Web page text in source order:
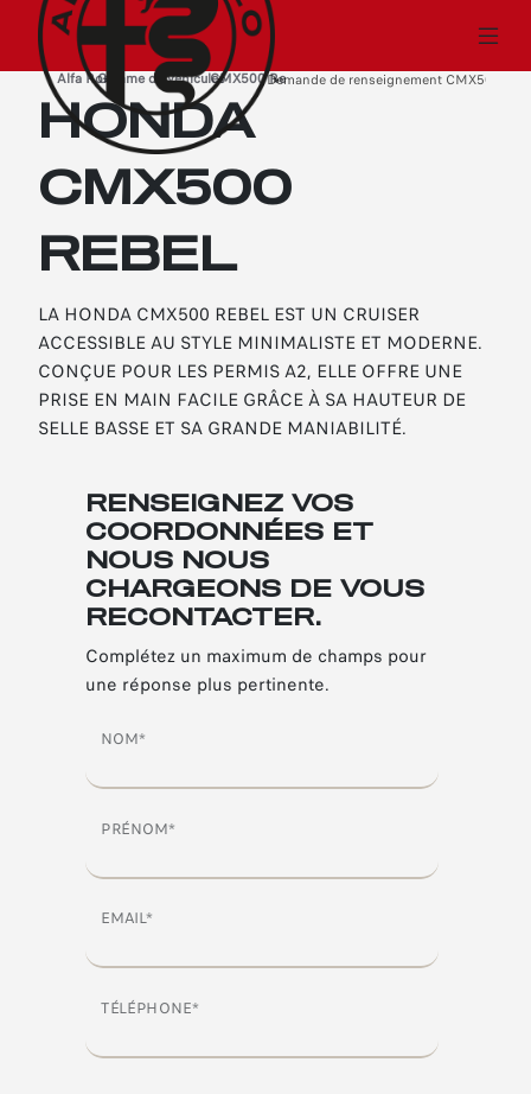
Alfa Romeo
›
Gamme de véhicules neufs
›
CMX500 Rebel
›
Demande de renseignement CMX500
HONDA
CMX500
REBEL
LA HONDA CMX500 REBEL EST UN CRUISER
ACCESSIBLE AU STYLE MINIMALISTE ET MODERNE.
CONÇUE POUR LES PERMIS A2, ELLE OFFRE UNE
PRISE EN MAIN FACILE GRÂCE À SA HAUTEUR DE
SELLE BASSE ET SA GRANDE MANIABILITÉ.
RENSEIGNEZ VOS
COORDONNÉES ET
NOUS NOUS
CHARGEONS DE VOUS
RECONTACTER.
Complétez un maximum de champs pour
une réponse plus pertinente.
NOM*
PRÉNOM*
EMAIL*
TÉLÉPHONE*